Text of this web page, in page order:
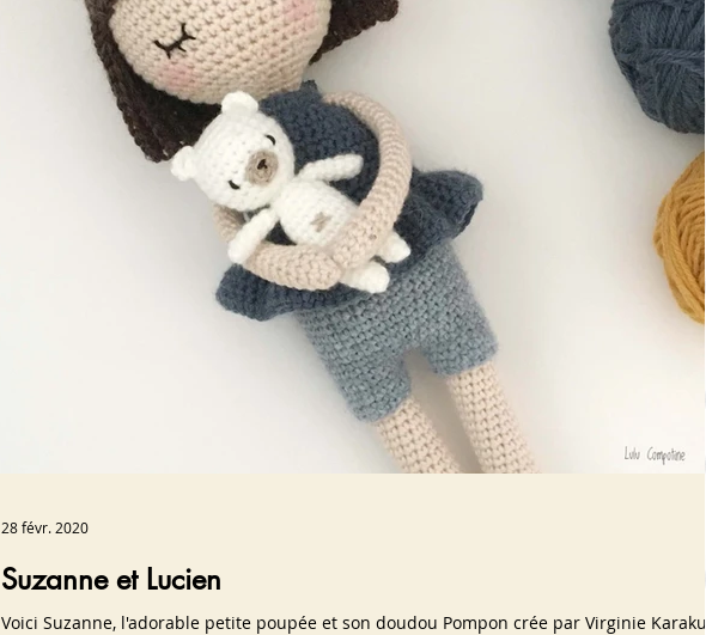
Suzanne et Lucien
Voici Suzanne, l'adorable petite poupée et son doudou Pompon crée par Virginie Karakus
28 févr. 2020